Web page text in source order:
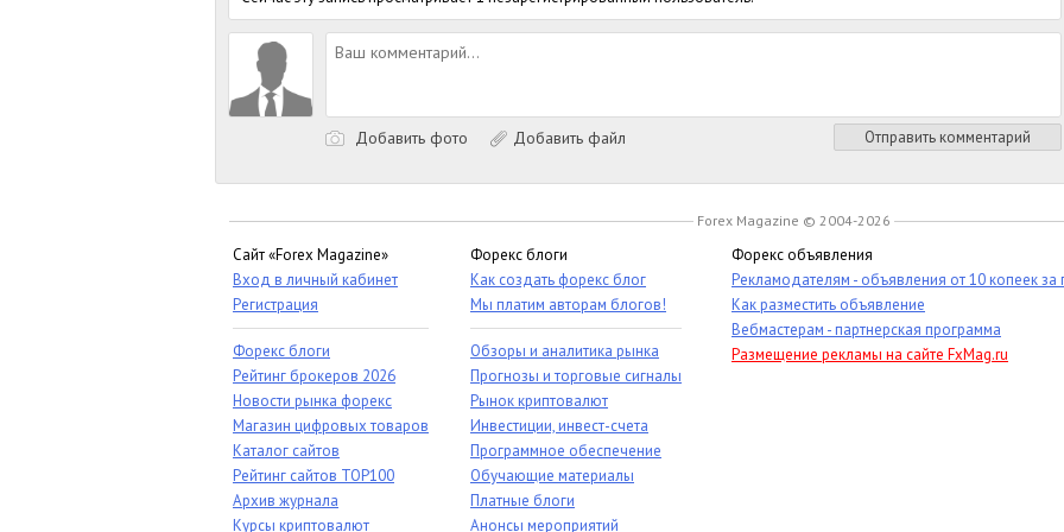
Добавить фото Добавить файл Отправить комментарий
Forex Magazine © 2004-2026
Сайт «Forex Magazine»
Вход в личный кабинет
Регистрация
Форекс блоги
Рейтинг брокеров 2026
Новости рынка форекс
Магазин цифровых товаров
Каталог сайтов
Рейтинг сайтов TOP100
Архив журнала
Курсы криптовалют
Форекс блоги
Как создать форекс блог
Мы платим авторам блогов!
Обзоры и аналитика рынка
Прогнозы и торговые сигналы
Рынок криптовалют
Инвестиции, инвест-счета
Программное обеспечение
Обучающие материалы
Платные блоги
Анонсы мероприятий
Форекс объявления
Рекламодателям - объявления от 10 копеек за
Как разместить объявление
Вебмастерам - партнерская программа
Размещение рекламы на сайте FxMag.ru